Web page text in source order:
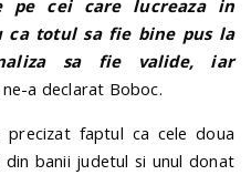
pe cei care lucreaza in
ca totul sa fie bine pus la
sa fie valide, iar
a declarat Boboc.
precizat faptul ca cele doua
banii judetul si unul donat